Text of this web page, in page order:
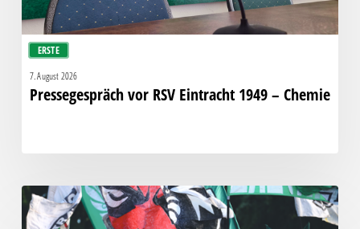
ERSTE
7. August 2026
Pressegespräch vor RSV Eintracht 1949 – Chemie
Faninfo
zum